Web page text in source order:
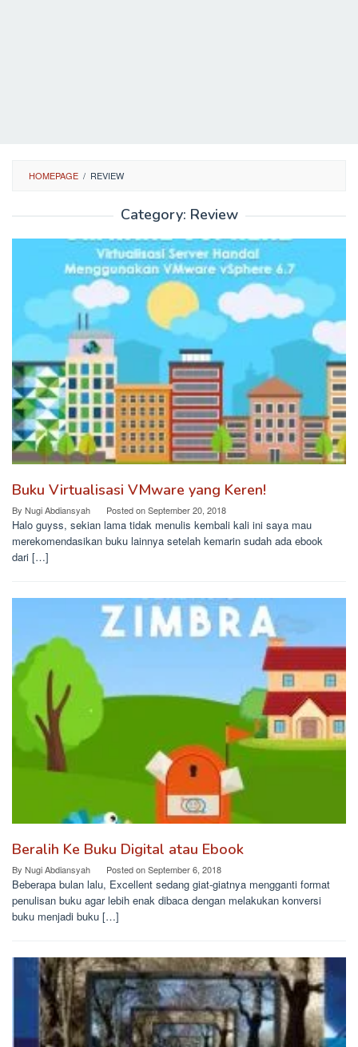
HOMEPAGE / REVIEW
Category: Review
Buku Virtualisasi VMware yang Keren!
By Nugi Abdiansyah Posted onSeptember 20, 2018
Halo guyss, sekian lama tidak menulis kembali kali ini saya mau
merekomendasikan buku lainnya setelah kemarin sudah ada ebook
dari […]
Beralih Ke Buku Digital atau Ebook
By Nugi Abdiansyah Posted onSeptember 6, 2018
Beberapa bulan lalu, Excellent sedang giat-giatnya mengganti format
penulisan buku agar lebih enak dibaca dengan melakukan konversi
buku menjadi buku […]